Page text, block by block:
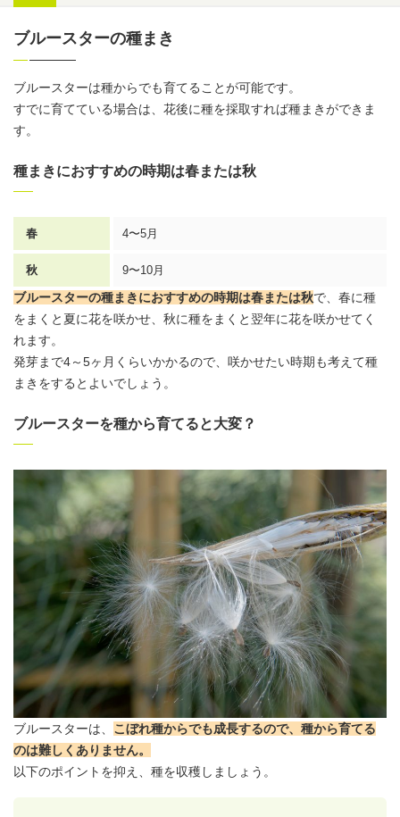
ブルースターの種まき
ブルースターは種からでも育てることが可能です。
すでに育てている場合は、花後に種を採取すれば種まきができま
す。
種まきにおすすめの時期は春または秋
春 4〜5月
秋 9〜10月
ブルースターの種まきにおすすめの時期は春または秋で、春に種
をまくと夏に花を咲かせ、秋に種をまくと翌年に花を咲かせてく
れます。
発芽まで4～5ヶ月くらいかかるので、咲かせたい時期も考えて種
まきをするとよいでしょう。
ブルースターを種から育てると大変？
ブルースターは、 こぼれ種からでも成長するので、種から育てる
のは難しくありません。
以下のポイントを抑え、種を収穫しましょう。